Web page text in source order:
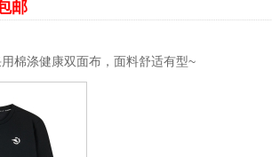
邮
棉涤健康双面布，面料舒适有型~